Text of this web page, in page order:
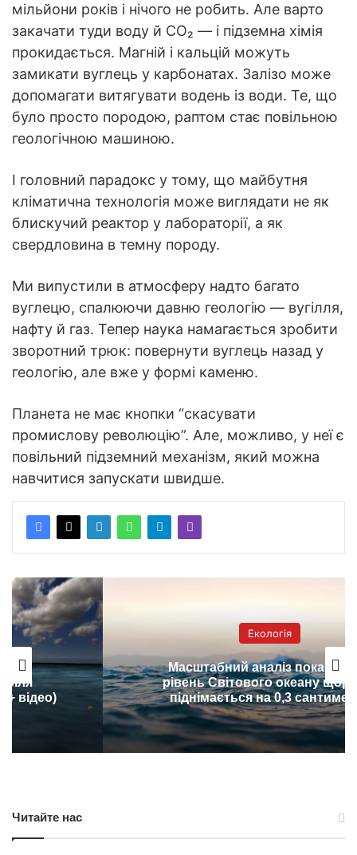
мільйони років і нічого не робить. Але варто
закачати туди воду й CO₂ — і підземна хімія
прокидається. Магній і кальцій можуть
замикати вуглець у карбонатах. Залізо може
допомагати витягувати водень із води. Те, що
було просто породою, раптом стає повільною
геологічною машиною.
І головний парадокс у тому, що майбутня
кліматична технологія може виглядати не як
блискучий реактор у лабораторії, а як
свердловина в темну породу.
Ми випустили в атмосферу надто багато
вуглецю, спалюючи давню геологію — вугілля,
нафту й газ. Тепер наука намагається зробити
зворотний трюк: повернути вуглець назад у
геологію, але вже у формі каменю.
Планета не має кнопки “скасувати
промислову революцію”. Але, можливо, у неї є
повільний підземний механізм, який можна
навчитися запускати швидше.
Масштабний аналіз показав, що
рівень Світового океану щорічно
піднімається на 0,3 сантиметра
Читайте нас